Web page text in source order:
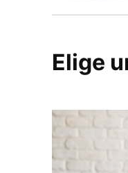
Elige